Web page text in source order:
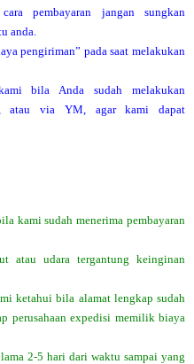
pembayaran jangan sungkan
anda.
pengiriman” pada saat melakukan
bila Anda sudah melakukan
atau via YM, agar kami dapat
kami sudah menerima pembayaran
atau udara tergantung keinginan
ketahui bila alamat lengkap sudah
perusahaan expedisi memilik biaya
2-5 hari dari waktu sampai yang